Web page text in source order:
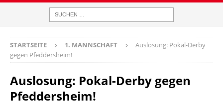
STARTSEITE 1. MANNSCHAFT
Auslosung: Pokal-Derby
gegen Pfeddersheim!
Auslosung: Pokal-Derby gegen
Pfeddersheim!